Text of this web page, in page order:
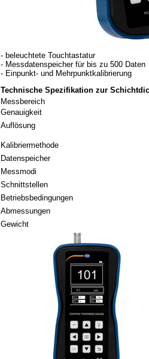
- beleuchtete Touchtastatur
- Messdatenspeicher für bis zu 500 Daten
- Einpunkt- und Mehrpunktkalibrierung
Technische Spezifikation zur
Messbereich
Genauigkeit
Auflösung
Kalibriermethode
Datenspeicher
Messmodi
Schnittstellen
Betriebsbedingungen
Abmessungen
Gewicht